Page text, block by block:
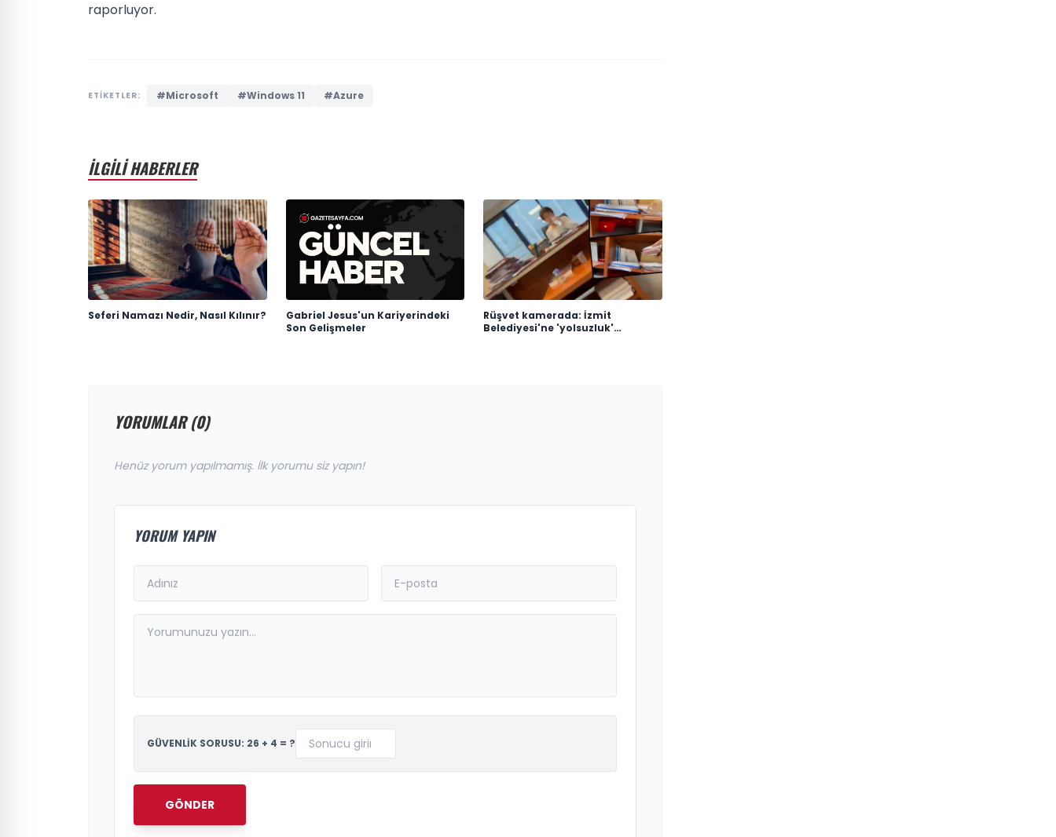
raporluyor.
ETİKETLER: #Microsoft #Windows 11 #Azure
İLGİLİ HABERLER
Seferi Namazı Nedir, Nasıl Kılınır?
Gabriel Jesus'un Kariyerindeki
Son Gelişmeler
Rüşvet kamerada: İzmit
Belediyesi'ne 'yolsuzluk'
YORUMLAR (0)
Henüz yorum yapılmamış. İlk yorumu siz yapın!
YORUM YAPIN
GÜVENLİK SORUSU: 26 + 4 = ?
GÖNDER